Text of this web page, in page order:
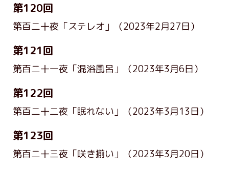
第120回
第百二十夜「ステレオ」 （2023年2月27日）
第121回
第百二十一夜「混浴風呂」 （2023年3月6日）
第122回
第百二十二夜「眠れない」 （2023年3月13日）
第123回
第百二十三夜「咲き揃い」 （2023年3月20日）